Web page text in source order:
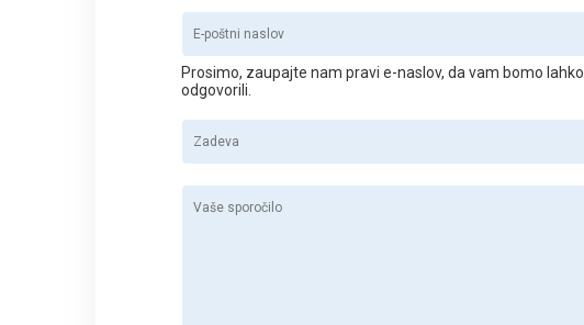
Prosimo, zaupajte nam pravi e-naslov, da vam bomo lahko
odgovorili.